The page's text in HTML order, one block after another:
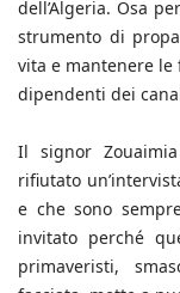
dell’Algeria. Osa
strumento di
vita e mantenere le
dipendenti dei
Il signor
rifiutato
e che sono
invitato perché
primaveristi,